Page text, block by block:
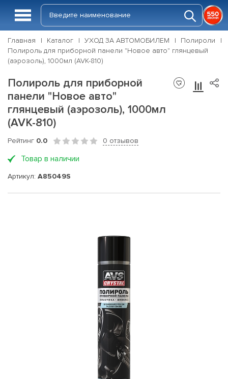
Главная Каталог УХОД ЗА АВТОМОБИЛЕМ
Полироли
Полироль для приборной панели "Новое авто" глянцевый
(аэрозоль), 1000мл (AVK-810)
Полироль для приборной
панели "Новое авто"
глянцевый (аэрозоль), 1000мл
(AVK-810)
Рейтинг 0.0 0 отзывов
Товар в наличии
Артикул: A85049S